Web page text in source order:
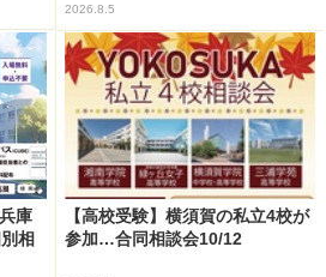
2026.8.5
庫
相
【高校受験】横須賀の私立4校が
参加…合同相談会10/12